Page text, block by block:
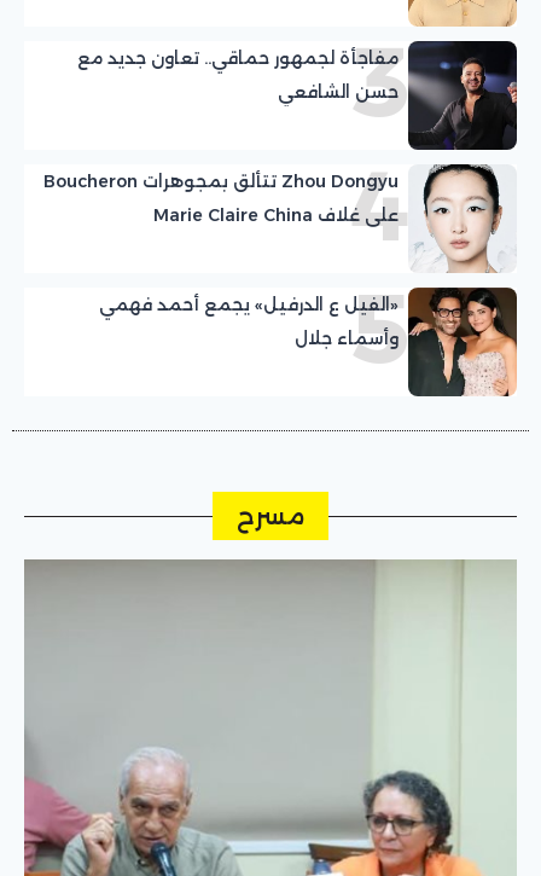
3
مفاجأة لجمهور حماقي.. تعاون جديد مع
حسن الشافعي
4
Zhou Dongyu تتألق بمجوهرات Boucheron
على غلاف Marie Claire China
5
«الفيل ع الدرفيل» يجمع أحمد فهمي
وأسماء جلال
مسرح